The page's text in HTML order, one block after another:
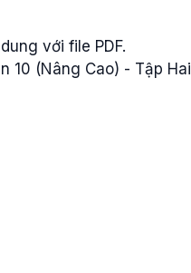
với file PDF.
10 (Nâng Cao) - Tập Hai